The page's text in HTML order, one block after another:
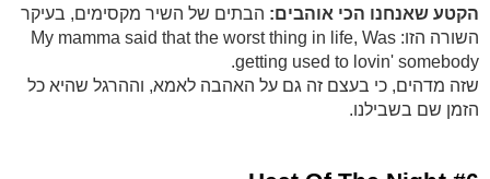
הקטע שאנחנו הכי אוהבים: הבתים של השיר מקסימים, בעיקר
השורה הזו: My mamma said that the worst thing in life, Was
getting used to lovin' somebody.
שזה מדהים, כי בעצם זה גם על האהבה לאמא, וההרגל שהיא כל
הזמן שם בשבילנו.